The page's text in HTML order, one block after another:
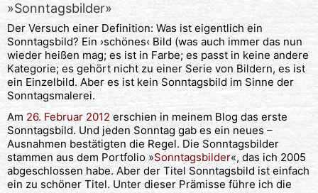
»Sonntagsbilder»
Der Versuch einer Definition: Was ist eigentlich ein
Sonntagsbild? Ein ›schönes‹ Bild (was auch immer das nun
wieder heißen mag; es ist in Farbe; es passt in keine andere
Kategorie; es gehört nicht zu einer Serie von Bildern, es ist
ein Einzelbild. Aber es ist kein Sonntagsbild im Sinne der
Sonntagsmalerei.
Am 26. Februar 2012 erschien in meinem Blog das erste
Sonntagsbild. Und jeden Sonntag gab es ein neues –
Ausnahmen bestätigten die Regel. Die Sonntagsbilder
stammen aus dem Portfolio »Sonntagsbilder«, das ich 2005
abgeschlossen habe. Aber der Titel Sonntagsbild ist einfach
ein zu schöner Titel. Unter dieser Prämisse führe ich die